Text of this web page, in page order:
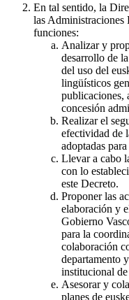
En tal sentido, la
las Administraciones
funciones:
Analizar y
desarrollo de
del uso del
lingüísticos
publicaciones,
concesión
Realizar el
efectividad de
adoptadas
Llevar a cabo
con lo
este Decreto.
Proponer las
elaboración y
Gobierno
para la
colaboración
departamento
institucional
Asesorar y
planes de